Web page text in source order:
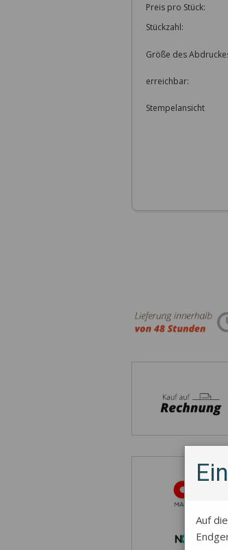
Preis pro Stück:
Stückzahl:
Größe des
erreichbar:
Stempelansicht
Auf